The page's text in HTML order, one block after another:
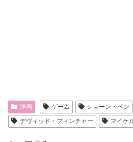
洋画 ゲーム
ショーン・ペン
デヴィッド・フィンチャー
マイケ